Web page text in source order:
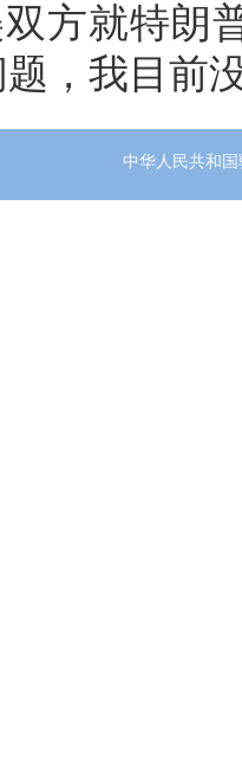
方就特朗
，我目前
中华人民共和